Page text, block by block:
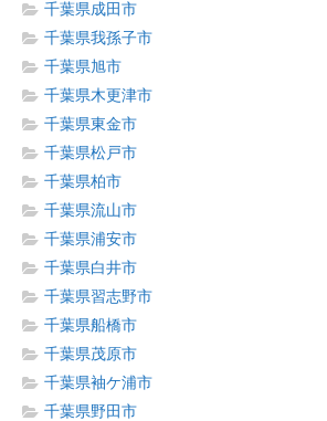
千葉県成田市
千葉県我孫子市
千葉県旭市
千葉県木更津市
千葉県東金市
千葉県松戸市
千葉県柏市
千葉県流山市
千葉県浦安市
千葉県白井市
千葉県習志野市
千葉県船橋市
千葉県茂原市
千葉県袖ケ浦市
千葉県野田市